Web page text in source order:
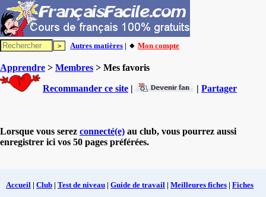
Autres matières | 🔸 Mon compte
Apprendre > Membres > Mes favoris
Recommander ce site | | Partager
Lorsque vous serez connecté(e) au club, vous pourrez aussi
enregistrer ici vos 50 pages préférées.
Accueil | Club | Test de niveau | Guide de travail | Meilleures fiches | Fiches